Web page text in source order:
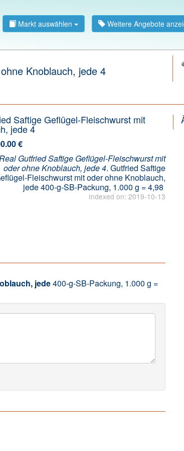
Markt auswählen Weitere Angebote
Knoblauch, jede 4
Saftige Geflügel-Fleischwurst mit
jede 4
€
Gutfried Saftige Geflügel-Fleischwurst mit
oder ohne Knoblauch, jede 4. Gutfried Saftige
Fleischwurst mit oder ohne Knoblauch,
jede 400-g-SB-Packung, 1.000 g = 4,98
Indexed on: 2019-10-13
jede400-g-SB-Packung, 1.000 g =